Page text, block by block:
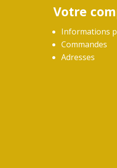
Votre
Informations
Commandes
Adresses